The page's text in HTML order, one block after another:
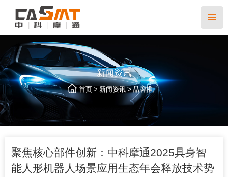
新闻资讯
首页 > 新闻资讯 > 品牌推广
聚焦核心部件创新：中科摩通2025具身智
能人形机器人场景应用生态年会释放技术势